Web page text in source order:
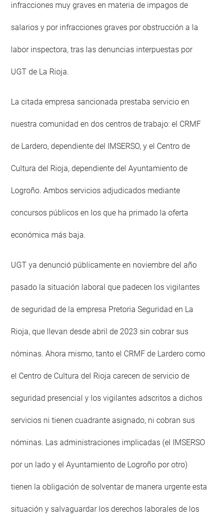
infracciones muy graves en materia de impagos de
salarios y por infracciones graves por obstrucción a la
labor inspectora, tras las denuncias interpuestas por
UGT de La Rioja.
La citada empresa sancionada prestaba servicio en
nuestra comunidad en dos centros de trabajo: el CRMF
de Lardero, dependiente del IMSERSO, y el Centro de
Cultura del Rioja, dependiente del Ayuntamiento de
Logroño. Ambos servicios adjudicados mediante
concursos públicos en los que ha primado la oferta
económica más baja.
UGT ya denunció públicamente en noviembre del año
pasado la situación laboral que padecen los vigilantes
de seguridad de la empresa Pretoria Seguridad en La
Rioja, que llevan desde abril de 2023 sin cobrar sus
nóminas. Ahora mismo, tanto el CRMF de Lardero como
el Centro de Cultura del Rioja carecen de servicio de
seguridad presencial y los vigilantes adscritos a dichos
servicios ni tienen cuadrante asignado, ni cobran sus
nóminas. Las administraciones implicadas (el IMSERSO
por un lado y el Ayuntamiento de Logroño por otro)
tienen la obligación de solventar de manera urgente esta
situación y salvaguardar los derechos laborales de los